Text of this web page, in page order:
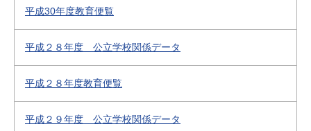
平成30年度教育便覧
平成２８年度 公立学校関係データ
平成２８年度教育便覧
平成２９年度 公立学校関係データ